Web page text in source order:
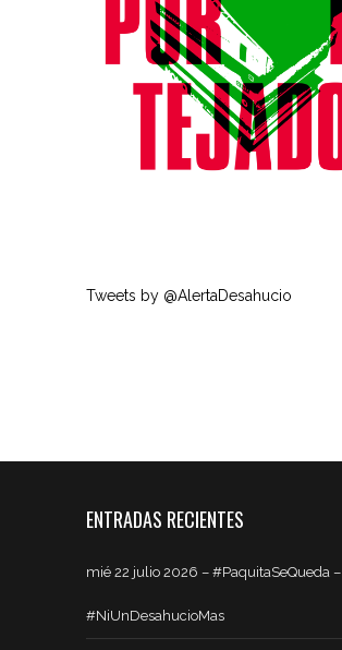
Tweets by @AlertaDesahucio
ENTRADAS RECIENTES
mié 22 julio 2026 – #PaquitaSeQueda –
#NiUnDesahucioMas